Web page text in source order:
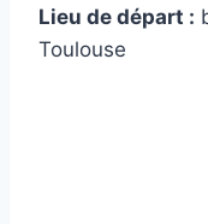
Lieu de départ :
Toulouse